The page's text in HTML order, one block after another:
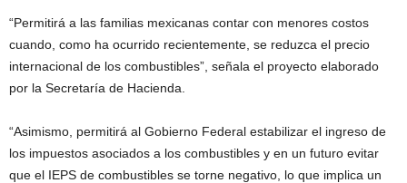
“Permitirá a las familias mexicanas contar con menores costos
cuando, como ha ocurrido recientemente, se reduzca el precio
internacional de los combustibles”, señala el proyecto elaborado
por la Secretaría de Hacienda.
“Asimismo, permitirá al Gobierno Federal estabilizar el ingreso de
los impuestos asociados a los combustibles y en un futuro evitar
que el IEPS de combustibles se torne negativo, lo que implica un